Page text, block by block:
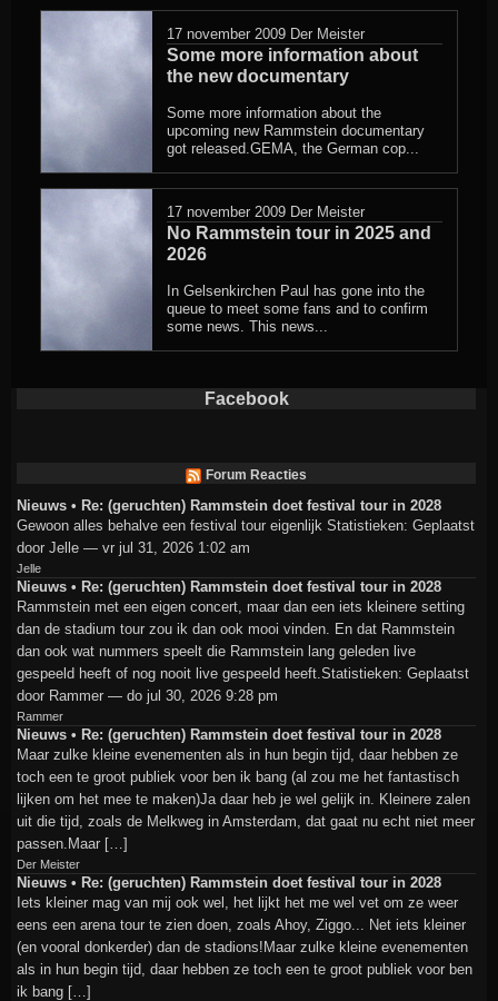
17 november 2009 Der Meister
Some more information about
the new documentary
Some more information about the
upcoming new Rammstein documentary
got released.GEMA, the German cop...
17 november 2009 Der Meister
No Rammstein tour in 2025 and
2026
In Gelsenkirchen Paul has gone into the
queue to meet some fans and to confirm
some news. This news...
Facebook
Forum Reacties
Nieuws • Re: (geruchten) Rammstein doet festival tour in 2028
Gewoon alles behalve een festival tour eigenlijk Statistieken: Geplaatst
door Jelle — vr jul 31, 2026 1:02 am
Jelle
Nieuws • Re: (geruchten) Rammstein doet festival tour in 2028
Rammstein met een eigen concert, maar dan een iets kleinere setting
dan de stadium tour zou ik dan ook mooi vinden. En dat Rammstein
dan ook wat nummers speelt die Rammstein lang geleden live
gespeeld heeft of nog nooit live gespeeld heeft.Statistieken: Geplaatst
door Rammer — do jul 30, 2026 9:28 pm
Rammer
Nieuws • Re: (geruchten) Rammstein doet festival tour in 2028
Maar zulke kleine evenementen als in hun begin tijd, daar hebben ze
toch een te groot publiek voor ben ik bang (al zou me het fantastisch
lijken om het mee te maken)Ja daar heb je wel gelijk in. Kleinere zalen
uit die tijd, zoals de Melkweg in Amsterdam, dat gaat nu echt niet meer
passen.Maar […]
Der Meister
Nieuws • Re: (geruchten) Rammstein doet festival tour in 2028
Iets kleiner mag van mij ook wel, het lijkt het me wel vet om ze weer
eens een arena tour te zien doen, zoals Ahoy, Ziggo... Net iets kleiner
(en vooral donkerder) dan de stadions!Maar zulke kleine evenementen
als in hun begin tijd, daar hebben ze toch een te groot publiek voor ben
ik bang […]